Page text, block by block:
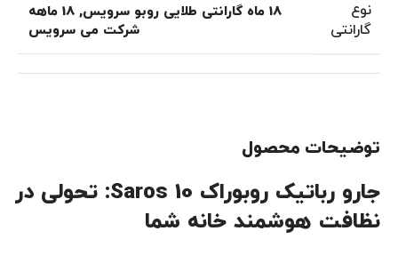
توضیحات محصول
جارو رباتیک روبوراک Saros 10: تحولی در
نظافت هوشمند خانه شما
نوع
گارانتی
18 ماه گارانتی طلایی روبو سرویس ,
18 ماهه
شرکت می سرویس